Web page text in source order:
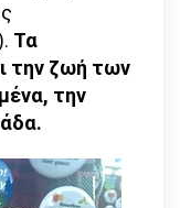
Τα
την ζωή των
την